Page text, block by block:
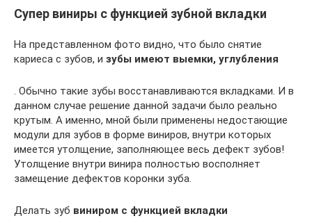
Супер виниры с функцией зубной вкладки
На представленном фото видно, что было снятие
кариеса с зубов, и зубы имеют выемки, углубления
. Обычно такие зубы восстанавливаются вкладками. И в
данном случае решение данной задачи было реально
крутым. А именно, мной были применены недостающие
модули для зубов в форме виниров, внутри которых
имеется утолщение, заполняющее весь дефект зубов!
Утолщение внутри винира полностью восполняет
замещение дефектов коронки зуба.
Делать зуб виниром с функцией вкладки